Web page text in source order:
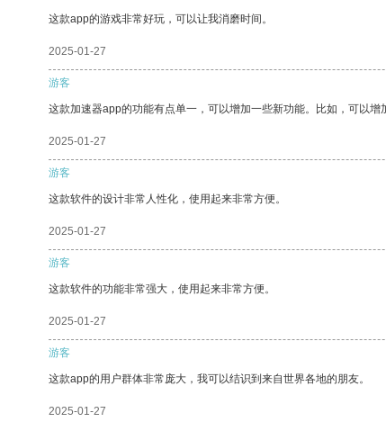
这款app的游戏非常好玩，可以让我消磨时间。
2025-01-27
游客
这款加速器app的功能有点单一，可以增加一些新功能。比如，可以
2025-01-27
游客
这款软件的设计非常人性化，使用起来非常方便。
2025-01-27
游客
这款软件的功能非常强大，使用起来非常方便。
2025-01-27
游客
这款app的用户群体非常庞大，我可以结识到来自世界各地的朋友。
2025-01-27